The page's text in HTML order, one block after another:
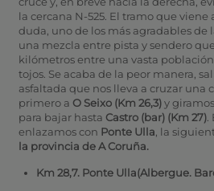
la cercana N-525. El tramo que viene
duda, uno de los más agradables de
una mezcla entre pista y sendero
kilómetros entre una vasta
tojos. Se acaba de la peor manera,
asfaltada que nos lleva a cruzar una
primero a O Seixo (Km 26,3)y
para bajar hasta Castro (bar) (Km 27).
enlazamos con Ponte Ulla , la
la provincia de A Coruña.
Km 28,7. Ponte Ulla(Albergue.